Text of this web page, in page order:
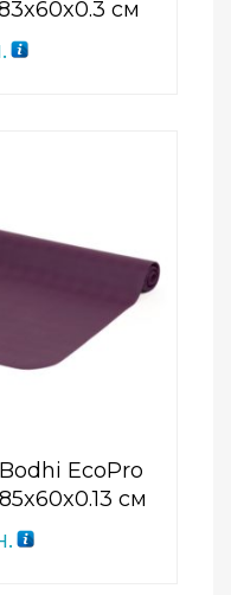
см
EcoPro
см